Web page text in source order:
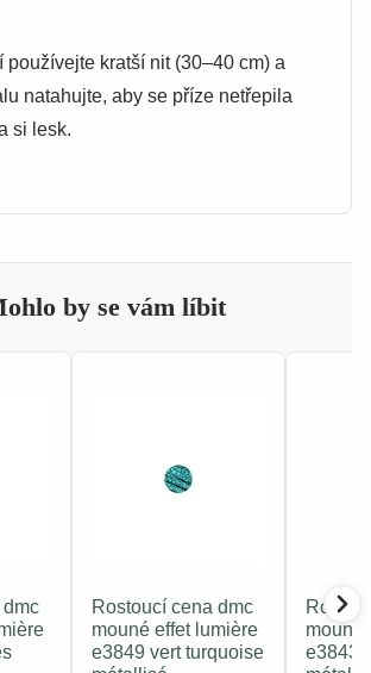
používejte kratší nit (30–40 cm) a
natahujte, aby se příze netřepila
si lesk.
by se vám líbit
dmc
Rostoucí cena dmc
mouné effet lumière
e3849 vert turquoise
mouné
e3843